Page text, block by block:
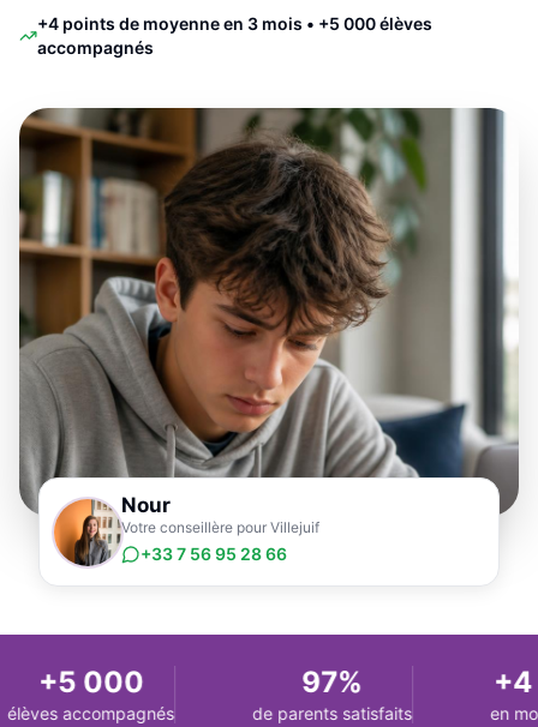
+4 points de moyenne en 3 mois • +5 000 élèves
accompagnés
Nour
Votre conseillère pour Villejuif
+33 7 56 95 28 66
+5 000
accompagnés
97%
de parents satisfaits
+4
en